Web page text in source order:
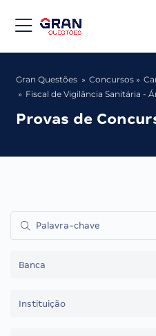
Gran Questões Concursos
Fiscal de Vigilância Sanitária -
Provas de
Banca
Instituição